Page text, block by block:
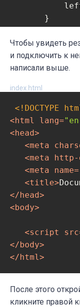
       }
       }
   }
return
console
Чтобы увидеть
и подключить к
написали выше.
index.html
<!DOCTYPE
<html lang=
<head>
<meta
<meta http-
<meta name=
<title>
</head>
<body>
<script src
</body>
</html>
После этого
кликните правой